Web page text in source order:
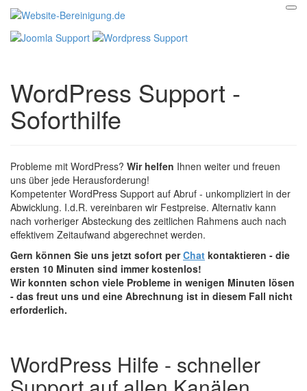
WordPress Support -
Soforthilfe
Probleme mit WordPress? Wir helfen Ihnen weiter und freuen
uns über jede Herausforderung!
Kompetenter WordPress Support auf Abruf - unkompliziert in der
Abwicklung. I.d.R. vereinbaren wir Festpreise. Alternativ kann
nach vorheriger Absteckung des zeitlichen Rahmens auch nach
effektivem Zeitaufwand abgerechnet werden.
Gern können Sie uns jetzt sofort perChat kontaktieren - die
ersten 10 Minuten sind immer kostenlos!
Wir konnten schon viele Probleme in wenigen Minuten lösen
- das freut uns und eine Abrechnung ist in diesem Fall nicht
erforderlich.
WordPress Hilfe - schneller